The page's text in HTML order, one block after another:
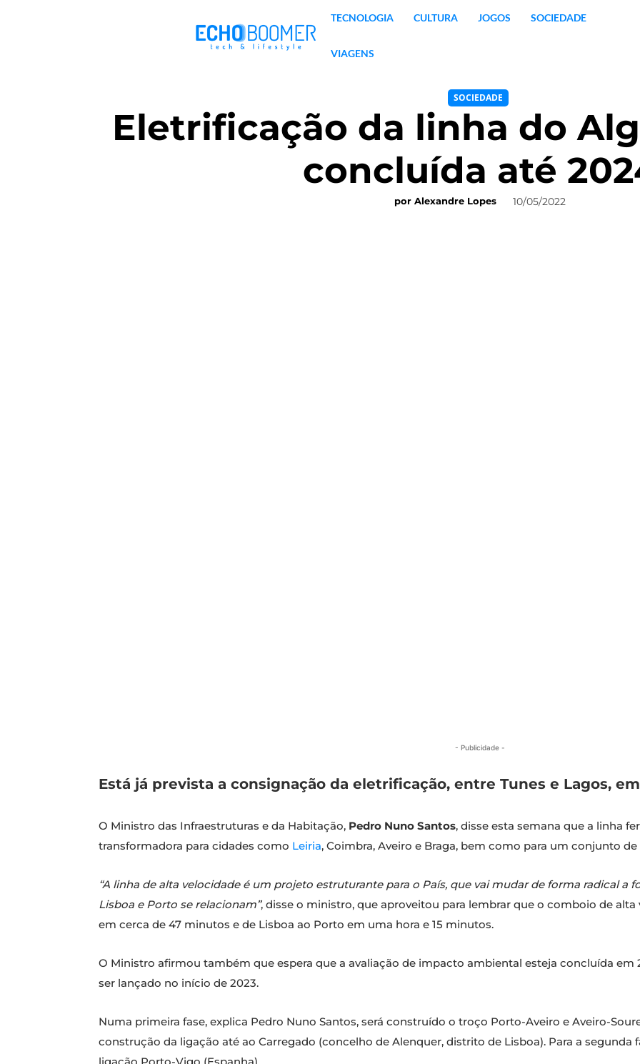
TECNOLOGIA CULTURA JOGOS SOCIEDADE
VIAGENS
SOCIEDADE
Eletrificação da linha do
concluída até
por Alexandre Lopes 10/05/2022
- Publicidade -
Está já prevista a consignação da eletrificação, entre Tunes e Lagos,
O Ministro das Infraestruturas e da Habitação, Pedro Nuno Santos, disse esta semana que a linha
transformadora para cidades como Leiria, Coimbra, Aveiro e Braga, bem como para um conjunto
“A linha de alta velocidade é um projeto estruturante para o País, que vai mudar de forma radical a
Lisboa e Porto se relacionam”, disse o ministro, que aproveitou para lembrar que o comboio de
em cerca de 47 minutos e de Lisboa ao Porto em uma hora e 15 minutos.
O Ministro afirmou também que espera que a avaliação de impacto ambiental esteja concluída em
ser lançado no início de 2023.
Numa primeira fase, explica Pedro Nuno Santos, será construído o troço Porto-Aveiro e Aveiro-
construção da ligação até ao Carregado (concelho de Alenquer, distrito de Lisboa). Para a segunda